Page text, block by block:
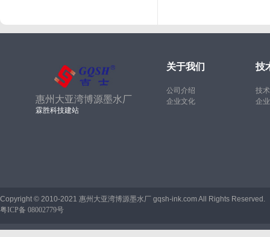
惠州大亚湾博源墨水厂
霖胜科技建站
关于我们
公司介绍
企业文化
技
技
企
Copyright © 2010-2021 惠州大亚湾博源墨水厂 gqsh-ink.com All Rights Reserved.
粤ICP备 08002779号